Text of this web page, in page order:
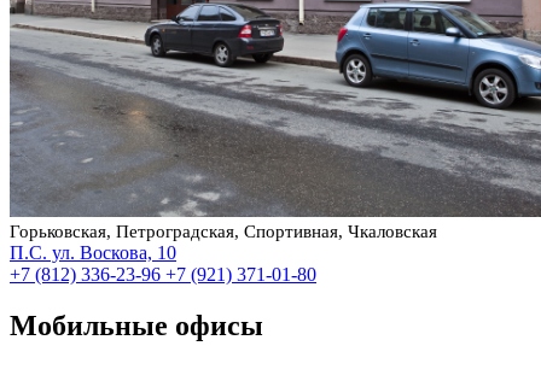
Горьковская, Петроградская, Спортивная, Чкаловская
П.С. ул. Воскова, 10
+7 (812) 336-23-96 +7 (921) 371-01-80
Мобильные офисы